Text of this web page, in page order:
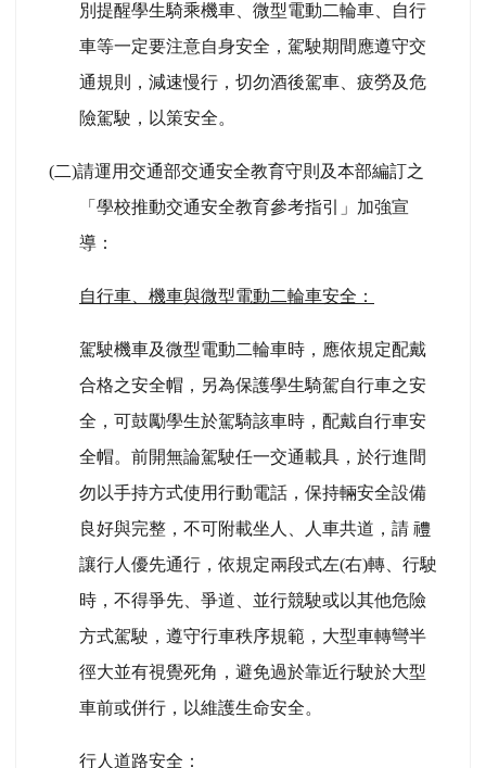
別提醒學生騎乘機車、微型電動二輪車、自行
車等一定要注意自身安全，駕駛期間應遵守交
通規則，減速慢行，切勿酒後駕車、疲勞及危
險駕駛，以策安全。
(二)請運用交通部交通安全教育守則及本部編訂之
「學校推動交通安全教育參考指引」加強宣
導：
自行車、機車與微型電動二輪車安全：
駕駛機車及微型電動二輪車時，應依規定配戴
合格之安全帽，另為保護學生騎駕自行車之安
全，可鼓勵學生於駕騎該車時，配戴自行車安
全帽。前開無論駕駛任一交通載具，於行進間
勿以手持方式使用行動電話，保持輛安全設備
良好與完整，不可附載坐人、人車共道，請 禮
讓行人優先通行，依規定兩段式左(右)轉、行駛
時，不得爭先、爭道、並行競駛或以其他危險
方式駕駛，遵守行車秩序規範，大型車轉彎半
徑大並有視覺死角，避免過於靠近行駛於大型
車前或併行，以維護生命安全。
行人道路安全：